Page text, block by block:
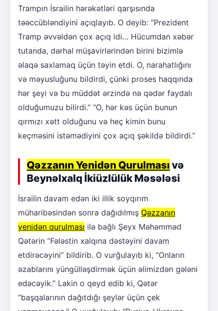
Trampın İsrailin hərəkətləri qarşısında
təəccübləndiyini açıqlayıb. O deyib: “Prezident
Tramp əvvəldən çox açıq idi… Hücumdan xəbər
tutanda, dərhal müşavirlərindən birini bizimlə
əlaqə saxlamaq üçün təyin etdi. O, narahatlığını
və məyusluğunu bildirdi, çünki proses haqqında
hər şeyi və bu müddət ərzində nə qədər faydalı
olduğumuzu bilirdi.” “O, hər kəs üçün bunun
qırmızı xətt olduğunu və heç kimin bunu
keçməsini istəmədiyini çox açıq şəkildə bildirdi.”
Qəzzanın Yenidən Qurulması və
Beynəlxalq İkiüzlülük Məsələsi
İsrailin davam edən iki illik soyqırım
müharibəsindən sonra dağıdılmış Qəzzanın
yenidən qurulması ilə bağlı Şeyx Məhəmməd
Qətərin “Fələstin xalqına dəstəyini davam
etdirəcəyini” bildirib. O vurğulayıb ki, “Onların
əzablarını yüngülləşdirmək üçün əlimizdən gələni
edəcəyik.” Lakin o qeyd edib ki, Qətər
“başqalarının dağıtdığı şeylər üçün çek